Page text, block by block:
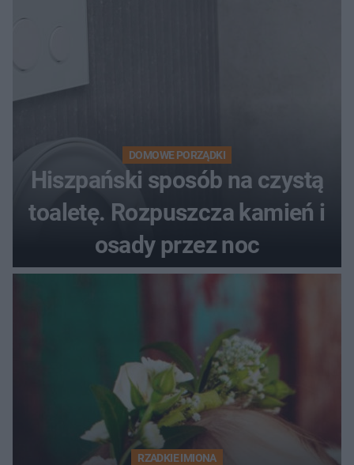
DOMOWE PORZĄDKI
Hiszpański sposób na czystą
toaletę. Rozpuszcza kamień i
osady przez noc
RZADKIE IMIONA